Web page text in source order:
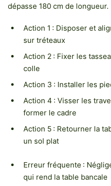
dépasse 180 cm de longueur.
Action 1 : Disposer et
sur tréteaux
Action 2 : Fixer les
colle
Action 3 : Installer les
Action 4 : Visser les
former le cadre
Action 5 : Retourner la
un sol plat
Erreur fréquente :
qui rend la table bancale